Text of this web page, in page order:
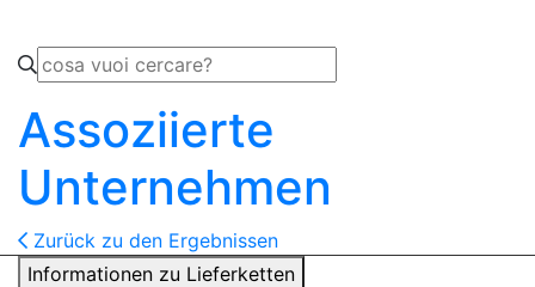
Assoziierte
Unternehmen
Zurück zu den Ergebnissen
Informationen zu Lieferketten